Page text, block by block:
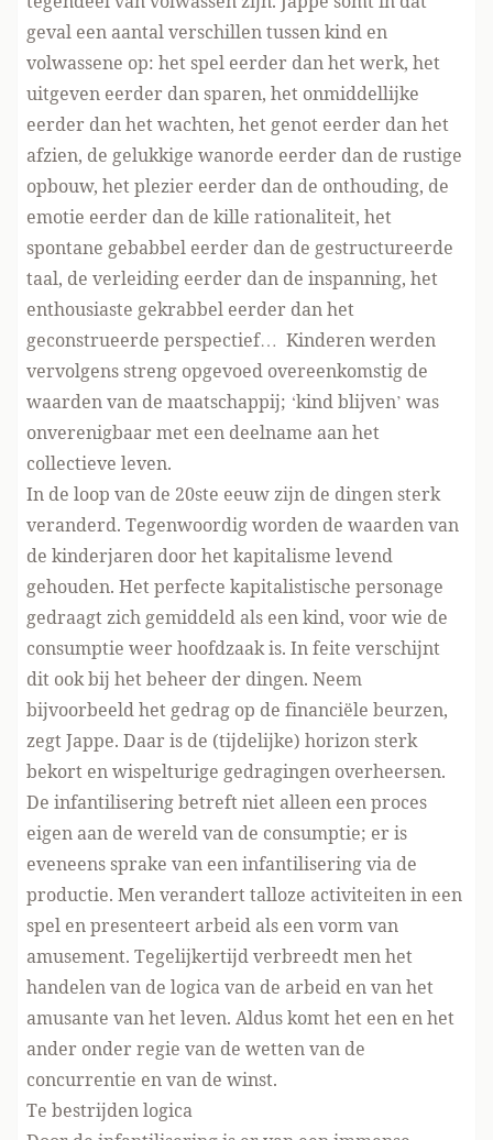
geval een aantal verschillen tussen kind en
volwassene op: het spel eerder dan het werk, het
uitgeven eerder dan sparen, het onmiddellijke
eerder dan het wachten, het genot eerder dan het
afzien, de gelukkige wanorde eerder dan de rustige
opbouw, het plezier eerder dan de onthouding, de
emotie eerder dan de kille rationaliteit, het
spontane gebabbel eerder dan de gestructureerde
taal, de verleiding eerder dan de inspanning, het
enthousiaste gekrabbel eerder dan het
geconstrueerde perspectief… Kinderen werden
vervolgens streng opgevoed overeenkomstig de
waarden van de maatschappij; ‘kind blijven’ was
onverenigbaar met een deelname aan het
collectieve leven.
In de loop van de 20ste eeuw zijn de dingen sterk
veranderd. Tegenwoordig worden de waarden van
de kinderjaren door het kapitalisme levend
gehouden. Het perfecte kapitalistische personage
gedraagt zich gemiddeld als een kind, voor wie de
consumptie weer hoofdzaak is. In feite verschijnt
dit ook bij het beheer der dingen. Neem
bijvoorbeeld het gedrag op de financiële beurzen,
zegt Jappe. Daar is de (tijdelijke) horizon sterk
bekort en wispelturige gedragingen overheersen.
De infantilisering betreft niet alleen een proces
eigen aan de wereld van de consumptie; er is
eveneens sprake van een infantilisering via de
productie. Men verandert talloze activiteiten in een
spel en presenteert arbeid als een vorm van
amusement. Tegelijkertijd verbreedt men het
handelen van de logica van de arbeid en van het
amusante van het leven. Aldus komt het een en het
ander onder regie van de wetten van de
concurrentie en van de winst.
Te bestrijden logica